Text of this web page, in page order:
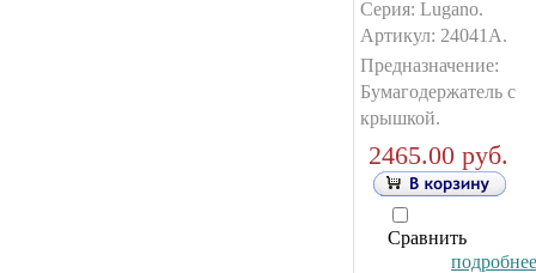
Серия: Lugano.
Артикул: 24041А.
Предназначение:
Бумагодержатель с
крышкой.
2465.00 руб.
Сравнить